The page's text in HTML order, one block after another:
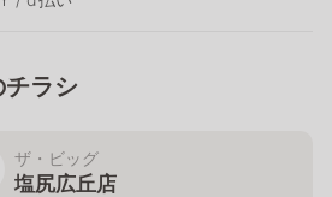
ラシ
ザ・ビッグ
塩尻広丘店